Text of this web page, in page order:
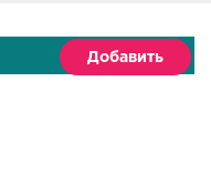
Добавить